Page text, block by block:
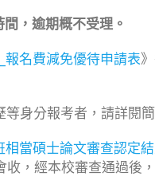
，逾期概不受理。
報名費減免優待申請表
身分報考者，請詳閱
相當碩士論文審查認定
，經本校審查通過後